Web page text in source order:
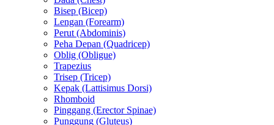
Bisep (Bicep)
Lengan (Forearm)
Perut (Abdominis)
Peha Depan (Quadricep)
Oblig (Obligue)
Trapezius
Trisep (Tricep)
Kepak (Lattisimus Dorsi)
Rhomboid
Pinggang (Erector Spinae)
Punggung (Gluteus)